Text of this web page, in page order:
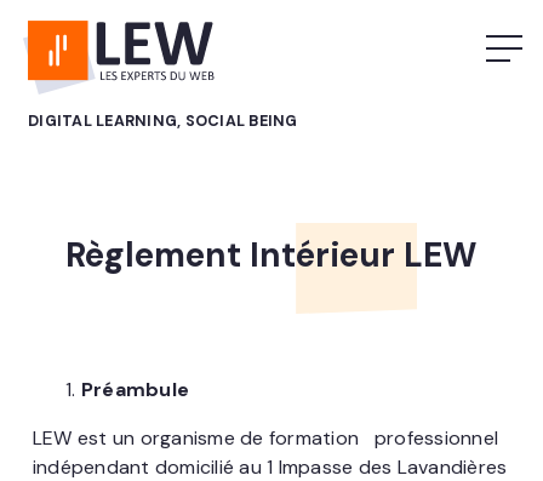
DIGITAL LEARNING, SOCIAL BEING
Règlement Intérieur LEW
Préambule
LEW est un organisme de formation professionnel
indépendant domicilié au 1 Impasse des Lavandières